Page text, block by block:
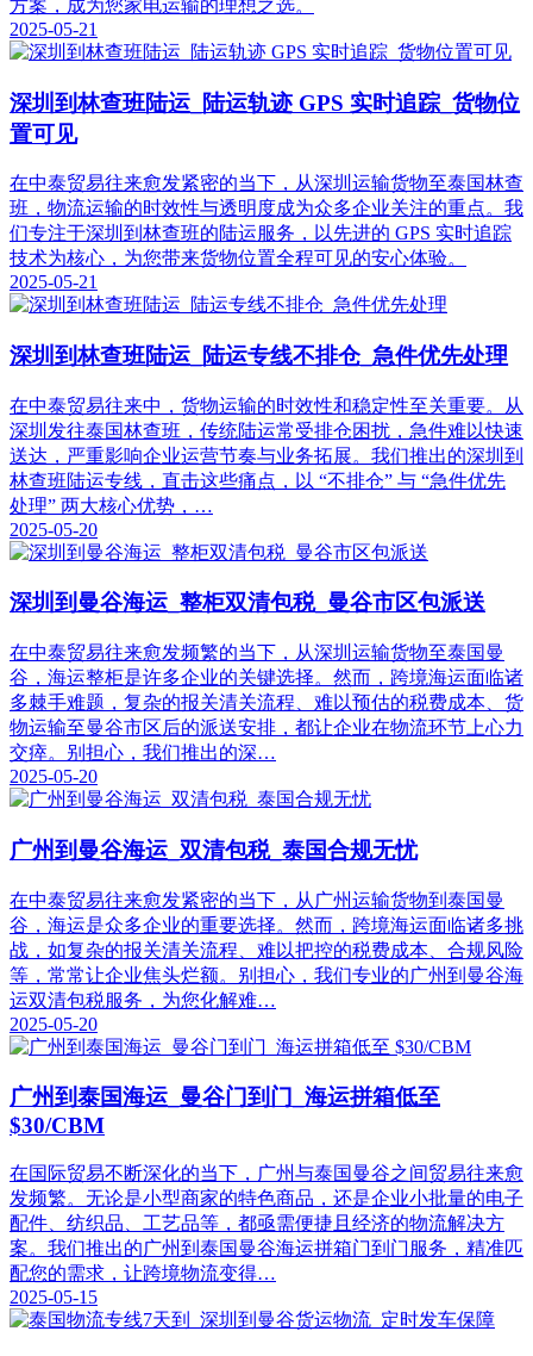
方案，成为您家电运输的理想之选。
2025-05-21
深圳到林查班陆运_陆运轨迹 GPS 实时追踪_货物位
置可见
在中泰贸易往来愈发紧密的当下，从深圳运输货物至泰国林查
班，物流运输的时效性与透明度成为众多企业关注的重点。我
们专注于深圳到林查班的陆运服务，以先进的 GPS 实时追踪
技术为核心，为您带来货物位置全程可见的安心体验。
2025-05-21
深圳到林查班陆运_陆运专线不排仓_急件优先处理
在中泰贸易往来中，货物运输的时效性和稳定性至关重要。从
深圳发往泰国林查班，传统陆运常受排仓困扰，急件难以快速
送达，严重影响企业运营节奏与业务拓展。我们推出的深圳到
林查班陆运专线，直击这些痛点，以 “不排仓” 与 “急件优先
处理” 两大核心优势，…
2025-05-20
深圳到曼谷海运_整柜双清包税_曼谷市区包派送
在中泰贸易往来愈发频繁的当下，从深圳运输货物至泰国曼
谷，海运整柜是许多企业的关键选择。然而，跨境海运面临诸
多棘手难题，复杂的报关清关流程、难以预估的税费成本、货
物运输至曼谷市区后的派送安排，都让企业在物流环节上心力
交瘁。别担心，我们推出的深…
2025-05-20
广州到曼谷海运_双清包税_泰国合规无忧
在中泰贸易往来愈发紧密的当下，从广州运输货物到泰国曼
谷，海运是众多企业的重要选择。然而，跨境海运面临诸多挑
战，如复杂的报关清关流程、难以把控的税费成本、合规风险
等，常常让企业焦头烂额。别担心，我们专业的广州到曼谷海
运双清包税服务，为您化解难…
2025-05-20
广州到泰国海运_曼谷门到门_海运拼箱低至
$30/CBM
在国际贸易不断深化的当下，广州与泰国曼谷之间贸易往来愈
发频繁。无论是小型商家的特色商品，还是企业小批量的电子
配件、纺织品、工艺品等，都亟需便捷且经济的物流解决方
案。我们推出的广州到泰国曼谷海运拼箱门到门服务，精准匹
配您的需求，让跨境物流变得…
2025-05-15